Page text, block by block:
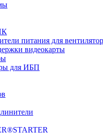
питания для
видеокарты
для ИБП